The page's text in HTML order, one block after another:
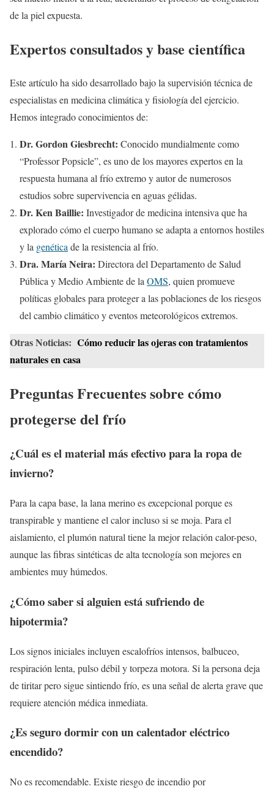
de la piel expuesta.
Expertos consultados y base científica
Este artículo ha sido desarrollado bajo la supervisión técnica de
especialistas en medicina climática y fisiología del ejercicio.
Hemos integrado conocimientos de:
Dr. Gordon Giesbrecht: Conocido mundialmente como
“Professor Popsicle”, es uno de los mayores expertos en la
respuesta humana al frío extremo y autor de numerosos
estudios sobre supervivencia en aguas gélidas.
Dr. Ken Baillie: Investigador de medicina intensiva que ha
explorado cómo el cuerpo humano se adapta a entornos hostiles
y la genética de la resistencia al frío.
Dra. María Neira: Directora del Departamento de Salud
Pública y Medio Ambiente de la OMS, quien promueve
políticas globales para proteger a las poblaciones de los riesgos
del cambio climático y eventos meteorológicos extremos.
Otras Noticias: Cómo reducir las ojeras con tratamientos
naturales en casa
Preguntas Frecuentes sobre cómo
protegerse del frío
¿Cuál es el material más efectivo para la ropa de
invierno?
Para la capa base, la lana merino es excepcional porque es
transpirable y mantiene el calor incluso si se moja. Para el
aislamiento, el plumón natural tiene la mejor relación calor-peso,
aunque las fibras sintéticas de alta tecnología son mejores en
ambientes muy húmedos.
¿Cómo saber si alguien está sufriendo de
hipotermia?
Los signos iniciales incluyen escalofríos intensos, balbuceo,
respiración lenta, pulso débil y torpeza motora. Si la persona deja
de tiritar pero sigue sintiendo frío, es una señal de alerta grave que
requiere atención médica inmediata.
¿Es seguro dormir con un calentador eléctrico
encendido?
No es recomendable. Existe riesgo de incendio por